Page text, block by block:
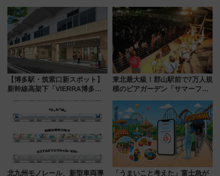
【博多駅・筑紫口新スポット】
新幹線高架下「VIERRA博多テ
など注目の全6店舗 「博多活憩
通り」も一新
東北最大級！郡山駅前で7万人規
模のビアガーデン「サマーフェ
7/24-26開催！ 有料席はJRE
MALLで予約可能
北九州モノレール、新型車両導 「うまいこと考えた」富士急が